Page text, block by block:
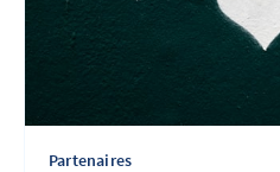
Partenaires